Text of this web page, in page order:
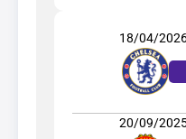
18/04/
20/09/